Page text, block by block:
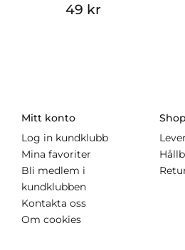
49 kr
Mitt konto
Log in kundklubb
Mina favoriter
Bli medlem i
kundklubben
Kontakta oss
Om cookies